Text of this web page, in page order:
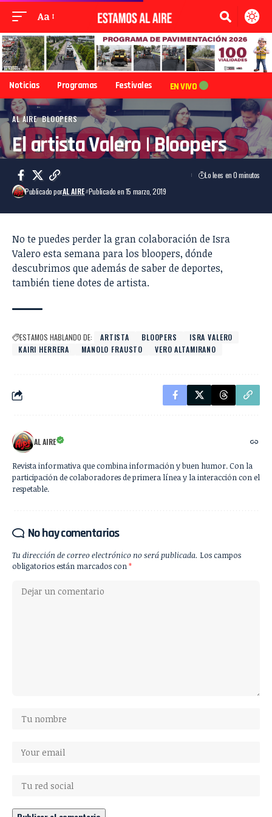
Aa
Noticias Programas Festivales EN VIVO
AL AIRE BLOOPERS
El artista Valero | Bloopers
Publicado porAL AIRE Publicado en 15 marzo, 2019
Lo lees en 0 minutos
No te puedes perder la gran colaboración de Isra
Valero esta semana para los bloopers, dónde
descubrimos que además de saber de deportes,
también tiene dotes de artista.
ESTAMOS HABLANDO DE: ARTISTA BLOOPERS
ISRA VALERO
KAIRI HERRERA
MANOLO FRAUSTO VERO ALTAMIRANO
AL AIRE
Revista informativa que combina información y buen humor. Con la
participación de colaboradores de primera línea y la interacción con el
respetable.
No hay comentarios
Tu dirección de correo electrónico no será publicada. Los campos
obligatorios están marcados con*